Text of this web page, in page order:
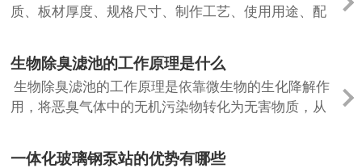
质、板材厚度、规格尺寸、制作工艺、使用用途、配
料品质，选用树脂搭配无碱玻纤制作的水...
生物除臭滤池的工作原理是什么
生物除臭滤池的工作原理是依靠微生物的生化降解作
用，将恶臭气体中的无机污染物转化为无害物质，从
心，稳定。 首先，收集后的恶臭气体先...
一体化玻璃钢泵站的优势有哪些